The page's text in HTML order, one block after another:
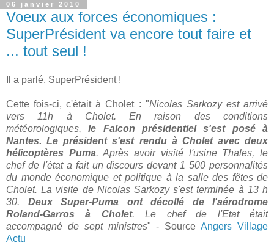
06 janvier 2010
Voeux aux forces économiques :
SuperPrésident va encore tout faire et
... tout seul !
Il a parlé, SuperPrésident !
Cette fois-ci, c'était à Cholet : "Nicolas Sarkozy est arrivé
vers 11h à Cholet. En raison des conditions
météorologiques,le Falcon présidentiel s'est posé à
Nantes. Le président s'est rendu à Cholet avec deux
hélicoptères Puma. Après avoir visité l'usine Thales, le
chef de l'état a fait un discours devant 1 500 personnalités
du monde économique et politique à la salle des fêtes de
Cholet. La visite de Nicolas Sarkozy s'est terminée à 13 h
30. Deux Super-Puma ont décollé de l'aérodrome
Roland-Garros à Cholet. Le chef de l'Etat était
accompagné de sept ministres" - SourceAngers Village
Actu